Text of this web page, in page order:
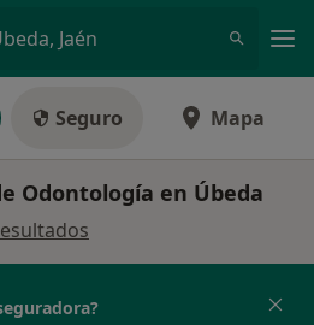
Jaén
Seguro Mapa
Odontología en Úbeda